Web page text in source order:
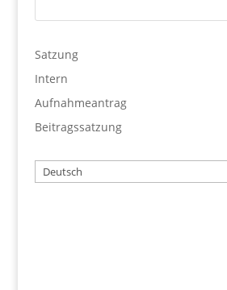
Satzung
Intern
Aufnahmeantrag
Beitragssatzung
Wählen
Sie